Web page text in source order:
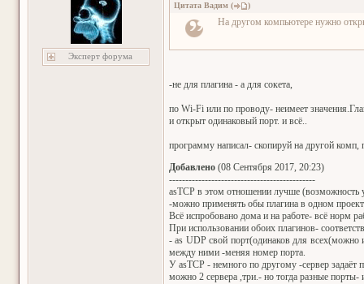
Эксперт форума
Цитата Вадим ( )
На другом компьютере нужно
-не для плагина - а для сокета,
по Wi-Fi или по проводу- неимеет
и открыт одинаковый порт. и всё..
программу написал- скопируй на другой комп,
Добавлено (08 Сентября 2017, 20:23)
---------------------------------------------
asTCP в этом отношении лучше
-можно применять обы плагина в одном
Всё испробовано дома и на работе- всё норм
При использовании обоих плагинов-
- as UDP свой порт(одинаков для всех(можно
между ними -меняя номер порта.
У asTCP - немного по другому -сервер
можно 2 сервера ,три.- но тогда разные порты-